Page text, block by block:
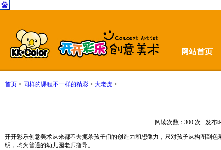
网站首页
首页 > 同样的课程不一样的精彩 > 大老虎 >
阅读次数： 300 次 发布
开开彩乐创意美术从来都不去扼杀孩子们的创造力和想像力，只对孩子从构图到
明，均为普通的幼儿园老师指导。